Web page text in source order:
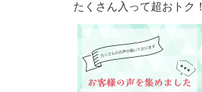
たくさん入って超おトク！